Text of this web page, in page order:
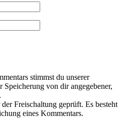
stimmst du unserer
Speicherung von dir angegebener,
Freischaltung geprüft. Es besteht
eines Kommentars.